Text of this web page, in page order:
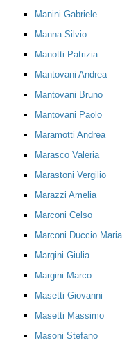
Manini Gabriele
Manna Silvio
Manotti Patrizia
Mantovani Andrea
Mantovani Bruno
Mantovani Paolo
Maramotti Andrea
Marasco Valeria
Marastoni Vergilio
Marazzi Amelia
Marconi Celso
Marconi Duccio Maria
Margini Giulia
Margini Marco
Masetti Giovanni
Masetti Massimo
Masoni Stefano